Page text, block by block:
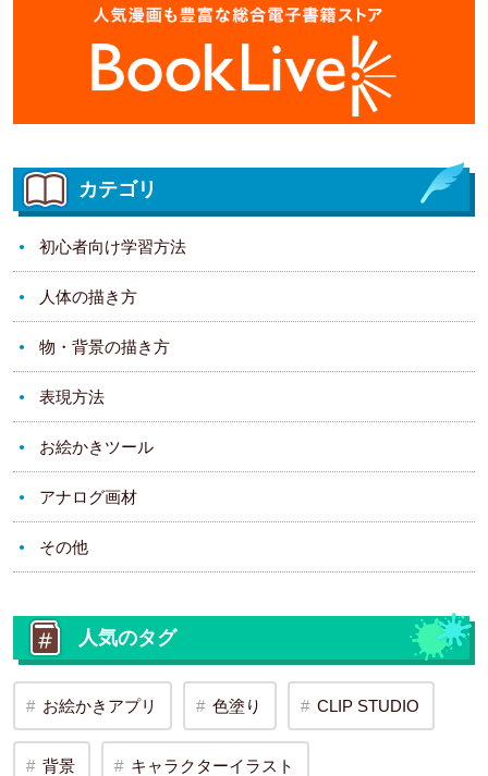
カテゴリ
初心者向け学習方法
人体の描き方
物・背景の描き方
表現方法
お絵かきツール
アナログ画材
その他
人気のタグ
お絵かきアプリ 色塗り CLIP STUDIO
背景 キャラクターイラスト